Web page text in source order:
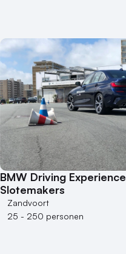
BMW Driving Experience
Slotemakers
Zandvoort
25 - 250 personen